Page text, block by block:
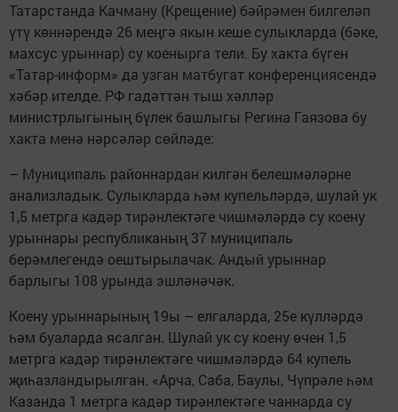
Татарстанда Качману (Крещение) бәйрәмен билгеләп
үтү көннәрендә 26 меңгә якын кеше сулыкларда (бәке,
махсус урыннар) су коенырга тели. Бу хакта бүген
«Татар-информ» да узган матбугат конференциясендә
хәбәр ителде. РФ гадәттән тыш хәлләр
министрлыгының бүлек башлыгы Регина Гаязова бу
хакта менә нәрсәләр сөйләде:
– Муниципаль районнардан килгән белешмәләрне
анализладык. Сулыкларда һәм купельләрдә, шулай ук
1,5 метрга кадәр тирәнлектәге чишмәләрдә су коену
урыннары республиканың 37 муниципаль
берәмлегендә оештырылачак. Андый урыннар
барлыгы 108 урында эшләнәчәк.
Коену урыннарының 19ы – елгаларда, 25е күлләрдә
һәм буаларда ясалган. Шулай ук су коену өчен 1,5
метрга кадәр тирәнлектәге чишмәләрдә 64 купель
җиһазландырылган. «Арча, Саба, Баулы, Чүпрәле һәм
Казанда 1 метрга кадәр тирәнлектәге чаннарда су